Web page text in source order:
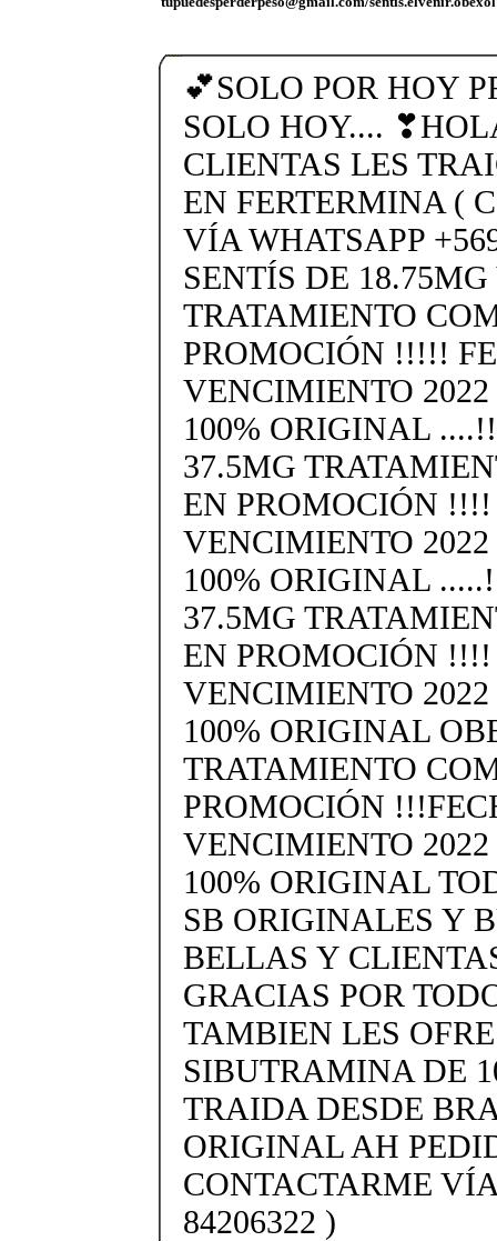
💕SOLO POR HOY
SOLO HOY....
CLIENTAS LES
EN FERTERMINA (
VÍA WHATSAPP
SENTÍS DE
TRATAMIENTO
PROMOCIÓN !!!!!
VENCIMIENTO
100% ORIGINAL
37.5MG
EN PROMOCIÓN
VENCIMIENTO
100% ORIGINAL
37.5MG
EN PROMOCIÓN
VENCIMIENTO
100% ORIGINAL
TRATAMIENTO
PROMOCIÓN
VENCIMIENTO
100% ORIGINAL
SB ORIGINALES Y
BELLAS Y
GRACIAS POR
TAMBIEN LES
SIBUTRAMINA DE
TRAIDA DESDE
ORIGINAL AH
CONTACTARME
84206322 )